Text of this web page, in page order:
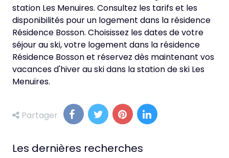
station Les Menuires. Consultez les tarifs et les
disponibilités pour un logement dans la résidence
Résidence Bosson. Choisissez les dates de votre
séjour au ski, votre logement dans la résidence
Résidence Bosson et réservez dès maintenant vos
vacances d'hiver au ski dans la station de ski Les
Menuires.
Partager
Les dernières recherches